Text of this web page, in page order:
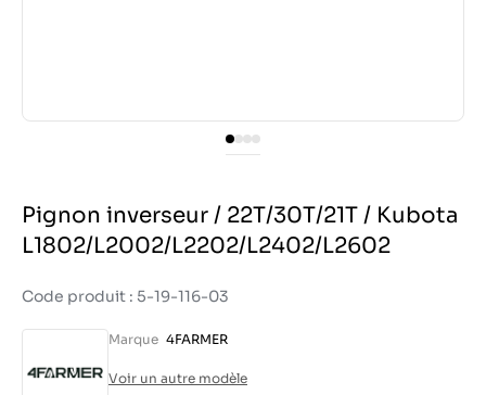
Pignon inverseur / 22T/30T/21T / Kubota
L1802/L2002/L2202/L2402/L2602
Code produit : 5-19-116-03
Marque 4FARMER
Voir un autre modèle